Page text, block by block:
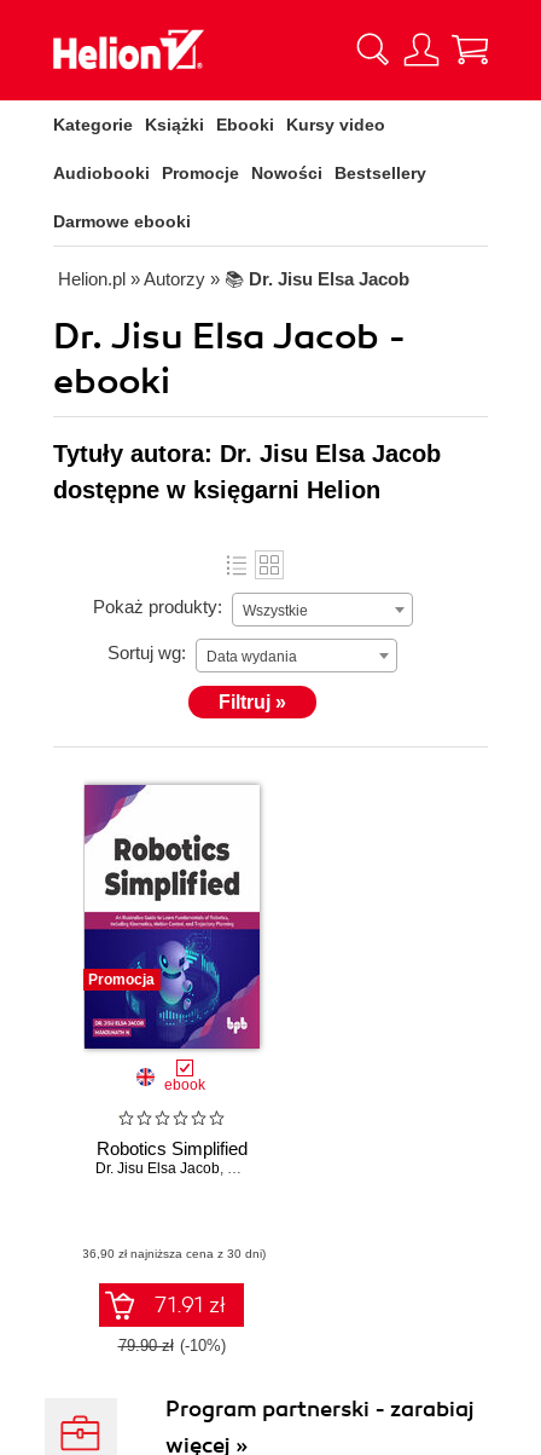
Kategorie Książki Ebooki Kursy video
Audiobooki Promocje Nowości Bestsellery
Darmowe ebooki
Helion.pl » Autorzy » 📚 Dr. Jisu Elsa Jacob
Dr. Jisu Elsa Jacob -
ebooki
Tytuły autora: Dr. Jisu Elsa Jacob
dostępne w księgarni Helion
Pokaż produkty: Wszystkie
Sortuj wg: Data wydania
Filtruj »
Promocja
ebook
Robotics Simplified
Dr. Jisu Elsa Jacob, Manjunath N
(36,90 zł najniższa cena z 30 dni)
71.91 zł
79.90 zł (-10%)
Program partnerski - zarabiaj
więcej »